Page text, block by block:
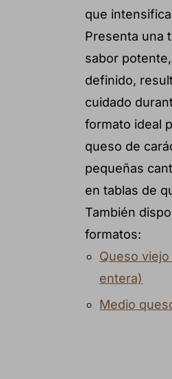
que
Presenta una
sabor
definido,
cuidado
formato ideal
queso de
pequeñas
en tablas de
También
formatos:
Queso
entera)
Medio